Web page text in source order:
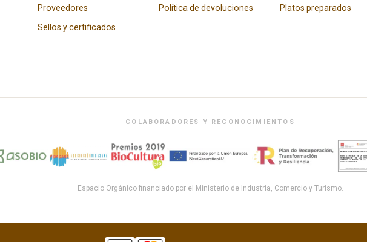
Proveedores
Sellos y certificados
Política de devoluciones
Platos preparados
COLABORADORES Y RECONOCIMIENTOS
Espacio Orgánico financiado por el Ministerio de Industria, Comercio y Turismo.